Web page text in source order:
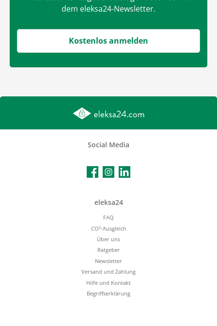
dem eleksa24-Newsletter.
Kostenlos anmelden
Social Media
FacebookInstagramLinkedIn
eleksa24
FAQ
CO²-Ausgleich
Über uns
Ratgeber
Newsletter
Versand und Zahlung
Hilfe und Kontakt
Begriffserklärung